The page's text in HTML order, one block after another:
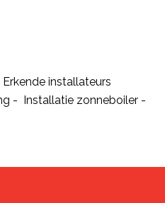
Erkende installateurs
- Installatie zonneboiler -